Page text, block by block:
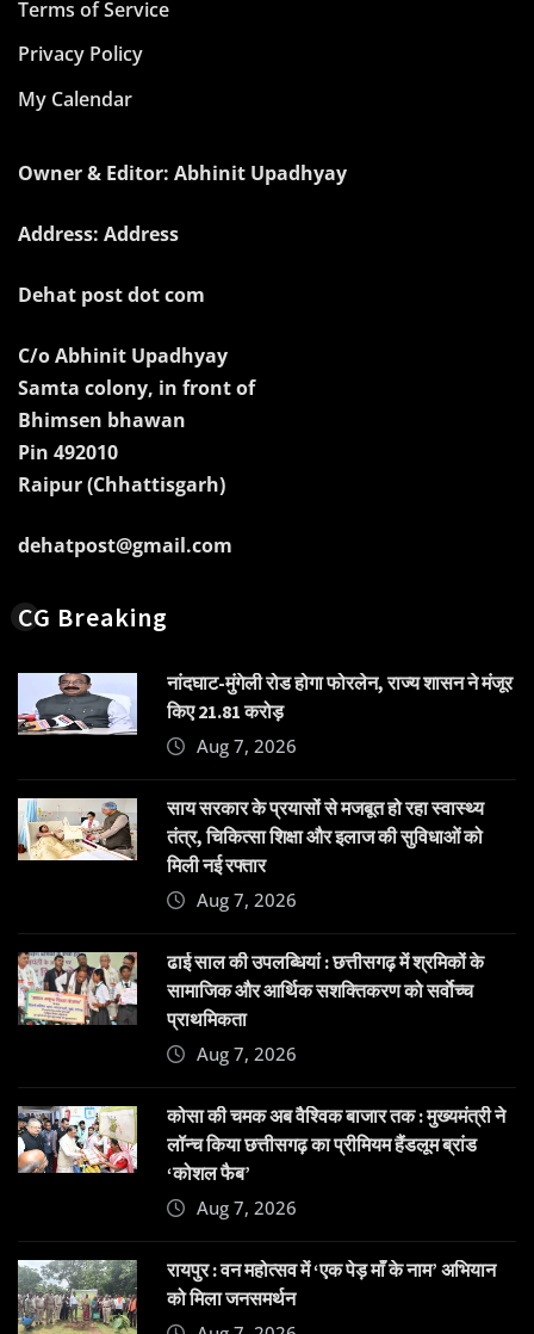
Terms of Service
Privacy Policy
My Calendar
Owner & Editor: Abhinit Upadhyay
Address: Address
Dehat post dot com
C/o Abhinit Upadhyay
Samta colony, in front of
Bhimsen bhawan
Pin 492010
Raipur (Chhattisgarh)
dehatpost@gmail.com
CG Breaking
नांदघाट-मुंगेली रोड होगा फोरलेन, राज्य शासन ने मंजूर
किए 21.81 करोड़
Aug 7, 2026
साय सरकार के प्रयासों से मजबूत हो रहा स्वास्थ्य
तंत्र, चिकित्सा शिक्षा और इलाज की सुविधाओं को
मिली नई रफ्तार
Aug 7, 2026
ढाई साल की उपलब्धियां : छत्तीसगढ़ में श्रमिकों के
सामाजिक और आर्थिक सशक्तिकरण को सर्वाेच्च
प्राथमिकता
Aug 7, 2026
कोसा की चमक अब वैश्विक बाजार तक : मुख्यमंत्री ने
लॉन्च किया छत्तीसगढ़ का प्रीमियम हैंडलूम ब्रांड
‘कोशल फैब’
Aug 7, 2026
रायपुर : वन महोत्सव में ‘एक पेड़ माँ के नाम’ अभियान
को मिला जनसमर्थन